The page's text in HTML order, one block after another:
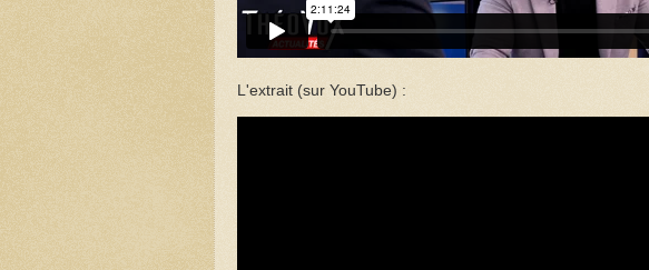
L'extrait (sur YouTube) :